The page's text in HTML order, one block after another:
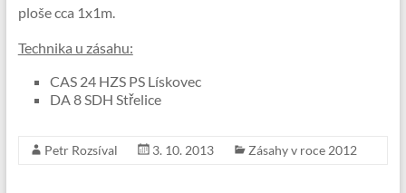
ploše cca 1x1m.
Technika u zásahu:
CAS 24 HZS PS Lískovec
DA 8 SDH Střelice
Petr Rozsíval 3. 10. 2013 Zásahy v roce 2012